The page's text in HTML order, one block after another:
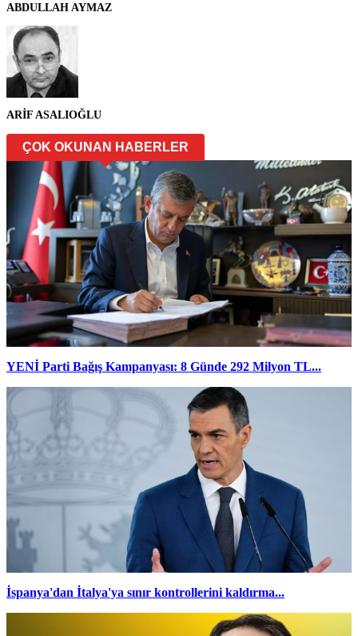
ABDULLAH AYMAZ
ARİF ASALIOĞLU
ÇOK OKUNAN HABERLER
YENİ Parti Bağış Kampanyası: 8 Günde 292 Milyon TL...
İspanya'dan İtalya'ya sınır kontrollerini kaldırma...